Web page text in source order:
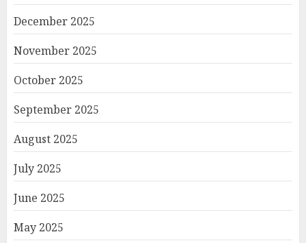
December 2025
November 2025
October 2025
September 2025
August 2025
July 2025
June 2025
May 2025